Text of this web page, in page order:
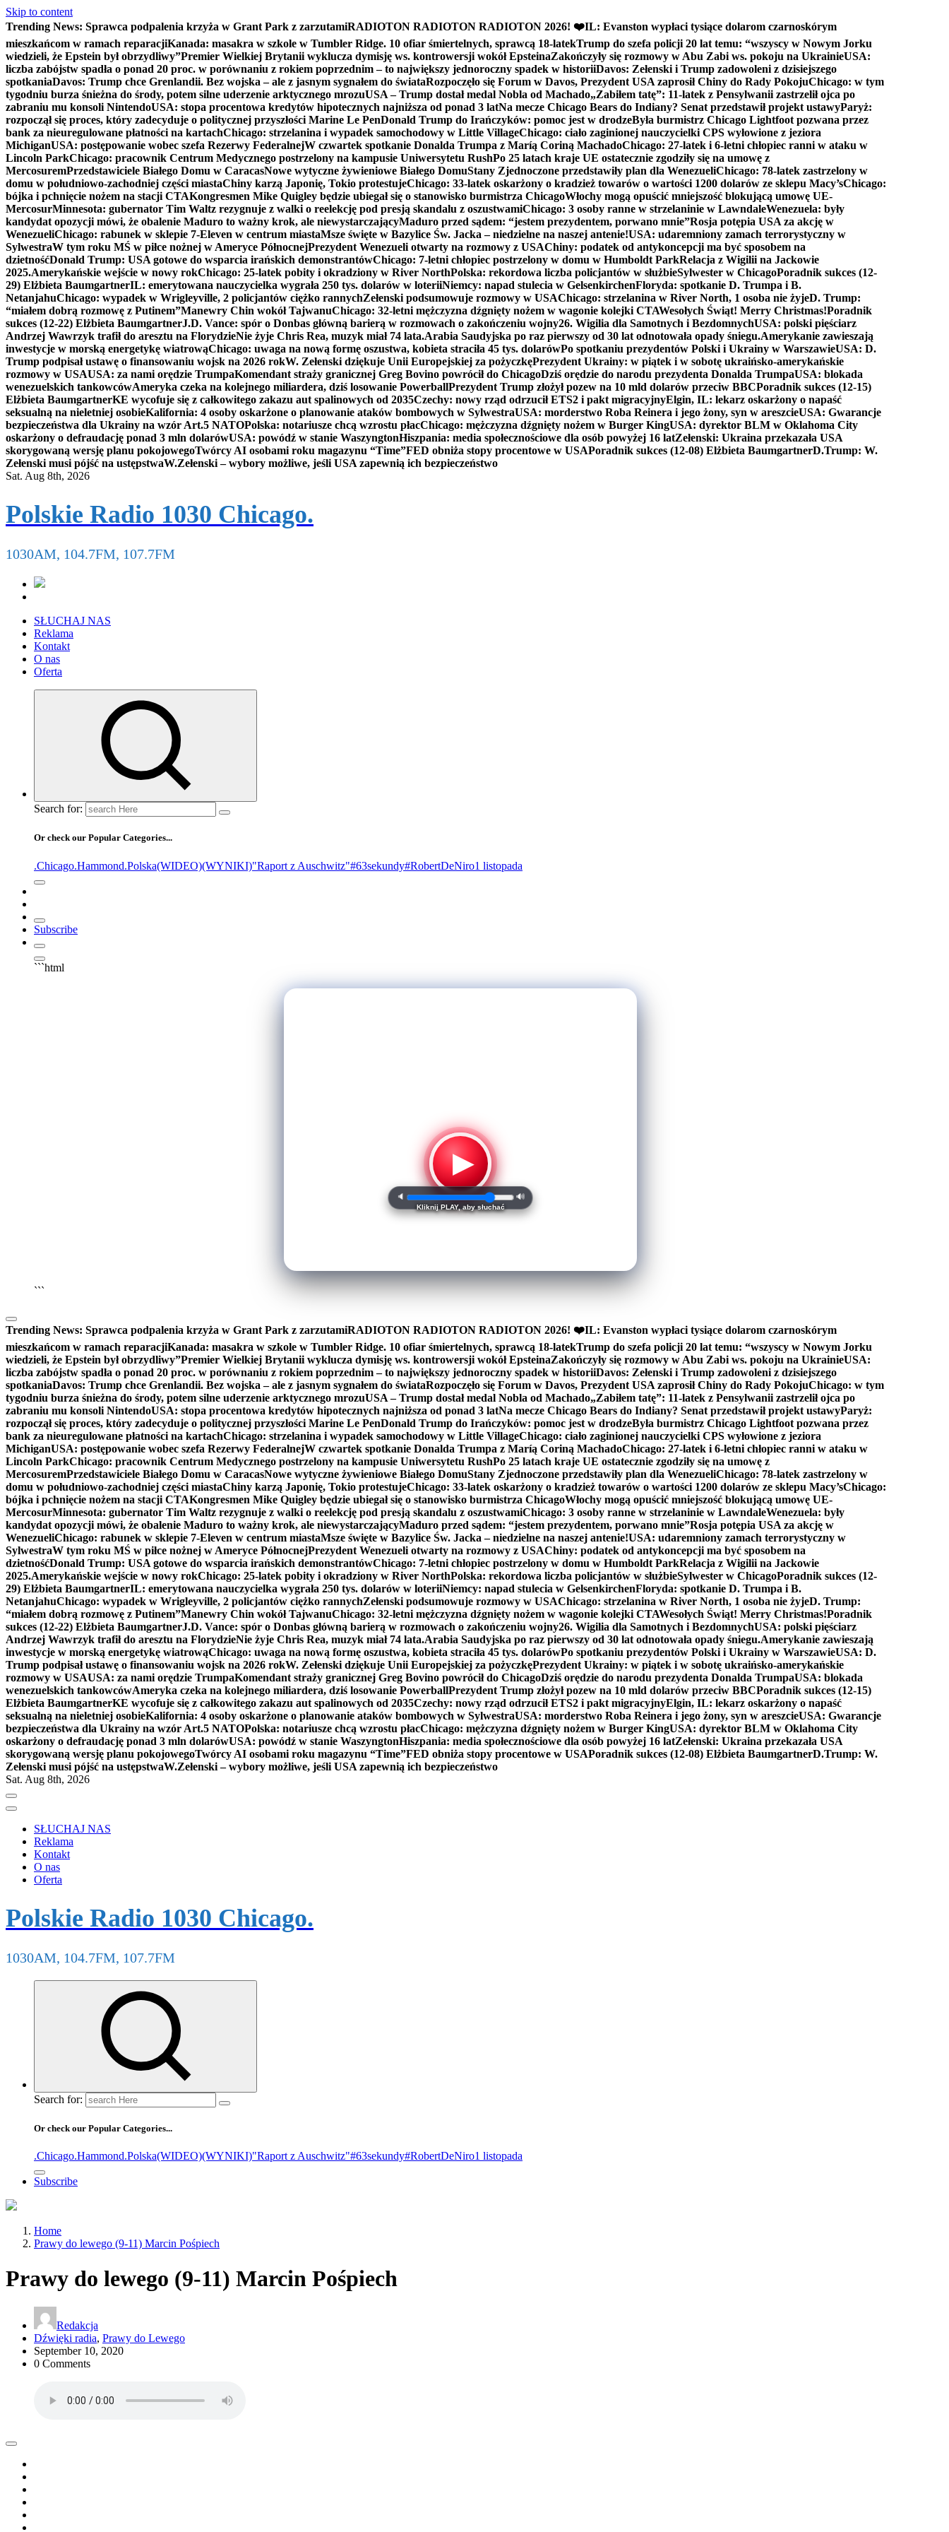
Skip to content
Trending News: Sprawca podpalenia krzyża w Grant Park z zarzutamiRADIOTON RADIOTON RADIOTON 2026! ❤️IL: Evanston wypłaci tysiące dolarom czarnoskórym
mieszkańcom w ramach reparacjiKanada: masakra w szkole w Tumbler Ridge. 10 ofiar śmiertelnych, sprawcą 18-latekTrump do szefa policji 20 lat temu: “wszyscy w Nowym Jorku
wiedzieli, że Epstein był obrzydliwy”Premier Wielkiej Brytanii wyklucza dymisję ws. kontrowersji wokół EpsteinaZakończyły się rozmowy w Abu Zabi ws. pokoju na UkrainieUSA:
liczba zabójstw spadła o ponad 20 proc. w porównaniu z rokiem poprzednim – to największy jednoroczny spadek w historiiDavos: Zełenski i Trump zadowoleni z dzisiejszego
spotkaniaDavos: Trump chce Grenlandii. Bez wojska – ale z jasnym sygnałem do świataRozpoczęło się Forum w Davos, Prezydent USA zaprosił Chiny do Rady PokojuChicago: w tym
tygodniu burza śnieżna do środy, potem silne uderzenie arktycznego mrozuUSA – Trump dostał medal Nobla od Machado„Zabiłem tatę”: 11-latek z Pensylwanii zastrzelił ojca po
zabraniu mu konsoli NintendoUSA: stopa procentowa kredytów hipotecznych najniższa od ponad 3 latNa mecze Chicago Bears do Indiany? Senat przedstawił projekt ustawyParyż:
rozpoczął się proces, który zadecyduje o politycznej przyszłości Marine Le PenDonald Trump do Irańczyków: pomoc jest w drodzeByła burmistrz Chicago Lightfoot pozwana przez
bank za nieuregulowane płatności na kartachChicago: strzelanina i wypadek samochodowy w Little VillageChicago: ciało zaginionej nauczycielki CPS wyłowione z jeziora
MichiganUSA: postępowanie wobec szefa Rezerwy FederalnejW czwartek spotkanie Donalda Trumpa z Maríą Coriną MachadoChicago: 27-latek i 6-letni chłopiec ranni w ataku w
Lincoln ParkChicago: pracownik Centrum Medycznego postrzelony na kampusie Uniwersytetu RushPo 25 latach kraje UE ostatecznie zgodziły się na umowę z
MercosuremPrzedstawiciele Białego Domu w CaracasNowe wytyczne żywieniowe Białego DomuStany Zjednoczone przedstawiły plan dla WenezueliChicago: 78-latek zastrzelony w
domu w południowo-zachodniej części miastaChiny karzą Japonię, Tokio protestujeChicago: 33-latek oskarżony o kradzież towarów o wartości 1200 dolarów ze sklepu Macy’sChicago:
bójka i pchnięcie nożem na stacji CTAKongresmen Mike Quigley będzie ubiegał się o stanowisko burmistrza ChicagoWłochy mogą opuścić mniejszość blokującą umowę UE-
MercosurMinnesota: gubernator Tim Waltz rezygnuje z walki o reelekcję pod presją skandalu z oszustwamiChicago: 3 osoby ranne w strzelaninie w LawndaleWenezuela: były
kandydat opozycji mówi, że obalenie Maduro to ważny krok, ale niewystarczającyMaduro przed sądem: “jestem prezydentem, porwano mnie”Rosja potępia USA za akcję w
WenezueliChicago: rabunek w sklepie 7-Eleven w centrum miastaMsze święte w Bazylice Św. Jacka – niedzielne na naszej antenie!USA: udaremniony zamach terrorystyczny w
SylwestraW tym roku MŚ w piłce nożnej w Ameryce PółnocnejPrezydent Wenezueli otwarty na rozmowy z USAChiny: podatek od antykoncepcji ma być sposobem na
dzietnośćDonald Trump: USA gotowe do wsparcia irańskich demonstrantówChicago: 7-letni chłopiec postrzelony w domu w Humboldt ParkRelacja z Wigilii na Jackowie
2025.Amerykańskie wejście w nowy rokChicago: 25-latek pobity i okradziony w River NorthPolska: rekordowa liczba policjantów w służbieSylwester w ChicagoPoradnik sukces (12-
29) Elżbieta BaumgartnerIL: emerytowana nauczycielka wygrała 250 tys. dolarów w loteriiNiemcy: napad stulecia w GelsenkirchenFloryda: spotkanie D. Trumpa i B.
NetanjahuChicago: wypadek w Wrigleyville, 2 policjantów ciężko rannychZełenski podsumowuje rozmowy w USAChicago: strzelanina w River North, 1 osoba nie żyjeD. Trump:
“miałem dobrą rozmowę z Putinem”Manewry Chin wokół TajwanuChicago: 32-letni mężczyzna dźgnięty nożem w wagonie kolejki CTAWesołych Świąt! Merry Christmas!Poradnik
sukces (12-22) Elżbieta BaumgartnerJ.D. Vance: spór o Donbas główną barierą w rozmowach o zakończeniu wojny26. Wigilia dla Samotnych i BezdomnychUSA: polski pięściarz
Andrzej Wawrzyk trafił do aresztu na FlorydzieNie żyje Chris Rea, muzyk miał 74 lata.Arabia Saudyjska po raz pierwszy od 30 lat odnotowała opady śniegu.Amerykanie zawieszają
inwestycje w morską energetykę wiatrowąChicago: uwaga na nową formę oszustwa, kobieta straciła 45 tys. dolarówPo spotkaniu prezydentów Polski i Ukrainy w WarszawieUSA: D.
Trump podpisał ustawę o finansowaniu wojsk na 2026 rokW. Zełenski dziękuje Unii Europejskiej za pożyczkęPrezydent Ukrainy: w piątek i w sobotę ukraińsko-amerykańskie
rozmowy w USAUSA: za nami orędzie TrumpaKomendant straży granicznej Greg Bovino powrócił do ChicagoDziś orędzie do narodu prezydenta Donalda TrumpaUSA: blokada
wenezuelskich tankowcówAmeryka czeka na kolejnego miliardera, dziś losowanie PowerballPrezydent Trump złożył pozew na 10 mld dolarów przeciw BBCPoradnik sukces (12-15)
Elżbieta BaumgartnerKE wycofuje się z całkowitego zakazu aut spalinowych od 2035Czechy: nowy rząd odrzucił ETS2 i pakt migracyjnyElgin, IL: lekarz oskarżony o napaść
seksualną na nieletniej osobieKalifornia: 4 osoby oskarżone o planowanie ataków bombowych w SylwestraUSA: morderstwo Roba Reinera i jego żony, syn w areszcieUSA: Gwarancje
bezpieczeństwa dla Ukrainy na wzór Art.5 NATOPolska: notariusze chcą wzrostu płacChicago: mężczyzna dźgnięty nożem w Burger KingUSA: dyrektor BLM w Oklahoma City
oskarżony o defraudację ponad 3 mln dolarówUSA: powódź w stanie WaszyngtonHiszpania: media społecznościowe dla osób powyżej 16 latZełenski: Ukraina przekazała USA
skorygowaną wersję planu pokojowegoTwórcy AI osobami roku magazynu “Time”FED obniża stopy procentowe w USAPoradnik sukces (12-08) Elżbieta BaumgartnerD.Trump: W.
Zełenski musi pójść na ustępstwaW.Zełenski – wybory możliwe, jeśli USA zapewnią ich bezpieczeństwo
Sat. Aug 8th, 2026
Polskie Radio 1030 Chicago.
1030AM, 104.7FM, 107.7FM
SŁUCHAJ NAS
Reklama
Kontakt
O nas
Oferta
Search for:
Or check our Popular Categories...
.Chicago.Hammond.Polska(WIDEO)(WYNIKI)"Raport z Auschwitz"#63sekundy#RobertDeNiro1 listopada
Subscribe
```html
▶
🔈 🔊
Kliknij PLAY, aby słuchać
```
Trending News: Sprawca podpalenia krzyża w Grant Park z zarzutamiRADIOTON RADIOTON RADIOTON 2026! ❤️IL: Evanston wypłaci tysiące dolarom czarnoskórym
mieszkańcom w ramach reparacjiKanada: masakra w szkole w Tumbler Ridge. 10 ofiar śmiertelnych, sprawcą 18-latekTrump do szefa policji 20 lat temu: “wszyscy w Nowym Jorku
wiedzieli, że Epstein był obrzydliwy”Premier Wielkiej Brytanii wyklucza dymisję ws. kontrowersji wokół EpsteinaZakończyły się rozmowy w Abu Zabi ws. pokoju na UkrainieUSA:
liczba zabójstw spadła o ponad 20 proc. w porównaniu z rokiem poprzednim – to największy jednoroczny spadek w historiiDavos: Zełenski i Trump zadowoleni z dzisiejszego
spotkaniaDavos: Trump chce Grenlandii. Bez wojska – ale z jasnym sygnałem do świataRozpoczęło się Forum w Davos, Prezydent USA zaprosił Chiny do Rady PokojuChicago: w tym
tygodniu burza śnieżna do środy, potem silne uderzenie arktycznego mrozuUSA – Trump dostał medal Nobla od Machado„Zabiłem tatę”: 11-latek z Pensylwanii zastrzelił ojca po
zabraniu mu konsoli NintendoUSA: stopa procentowa kredytów hipotecznych najniższa od ponad 3 latNa mecze Chicago Bears do Indiany? Senat przedstawił projekt ustawyParyż:
rozpoczął się proces, który zadecyduje o politycznej przyszłości Marine Le PenDonald Trump do Irańczyków: pomoc jest w drodzeByła burmistrz Chicago Lightfoot pozwana przez
bank za nieuregulowane płatności na kartachChicago: strzelanina i wypadek samochodowy w Little VillageChicago: ciało zaginionej nauczycielki CPS wyłowione z jeziora
MichiganUSA: postępowanie wobec szefa Rezerwy FederalnejW czwartek spotkanie Donalda Trumpa z Maríą Coriną MachadoChicago: 27-latek i 6-letni chłopiec ranni w ataku w
Lincoln ParkChicago: pracownik Centrum Medycznego postrzelony na kampusie Uniwersytetu RushPo 25 latach kraje UE ostatecznie zgodziły się na umowę z
MercosuremPrzedstawiciele Białego Domu w CaracasNowe wytyczne żywieniowe Białego DomuStany Zjednoczone przedstawiły plan dla WenezueliChicago: 78-latek zastrzelony w
domu w południowo-zachodniej części miastaChiny karzą Japonię, Tokio protestujeChicago: 33-latek oskarżony o kradzież towarów o wartości 1200 dolarów ze sklepu Macy’sChicago:
bójka i pchnięcie nożem na stacji CTAKongresmen Mike Quigley będzie ubiegał się o stanowisko burmistrza ChicagoWłochy mogą opuścić mniejszość blokującą umowę UE-
MercosurMinnesota: gubernator Tim Waltz rezygnuje z walki o reelekcję pod presją skandalu z oszustwamiChicago: 3 osoby ranne w strzelaninie w LawndaleWenezuela: były
kandydat opozycji mówi, że obalenie Maduro to ważny krok, ale niewystarczającyMaduro przed sądem: “jestem prezydentem, porwano mnie”Rosja potępia USA za akcję w
WenezueliChicago: rabunek w sklepie 7-Eleven w centrum miastaMsze święte w Bazylice Św. Jacka – niedzielne na naszej antenie!USA: udaremniony zamach terrorystyczny w
SylwestraW tym roku MŚ w piłce nożnej w Ameryce PółnocnejPrezydent Wenezueli otwarty na rozmowy z USAChiny: podatek od antykoncepcji ma być sposobem na
dzietnośćDonald Trump: USA gotowe do wsparcia irańskich demonstrantówChicago: 7-letni chłopiec postrzelony w domu w Humboldt ParkRelacja z Wigilii na Jackowie
2025.Amerykańskie wejście w nowy rokChicago: 25-latek pobity i okradziony w River NorthPolska: rekordowa liczba policjantów w służbieSylwester w ChicagoPoradnik sukces (12-
29) Elżbieta BaumgartnerIL: emerytowana nauczycielka wygrała 250 tys. dolarów w loteriiNiemcy: napad stulecia w GelsenkirchenFloryda: spotkanie D. Trumpa i B.
NetanjahuChicago: wypadek w Wrigleyville, 2 policjantów ciężko rannychZełenski podsumowuje rozmowy w USAChicago: strzelanina w River North, 1 osoba nie żyjeD. Trump:
“miałem dobrą rozmowę z Putinem”Manewry Chin wokół TajwanuChicago: 32-letni mężczyzna dźgnięty nożem w wagonie kolejki CTAWesołych Świąt! Merry Christmas!Poradnik
sukces (12-22) Elżbieta BaumgartnerJ.D. Vance: spór o Donbas główną barierą w rozmowach o zakończeniu wojny26. Wigilia dla Samotnych i BezdomnychUSA: polski pięściarz
Andrzej Wawrzyk trafił do aresztu na FlorydzieNie żyje Chris Rea, muzyk miał 74 lata.Arabia Saudyjska po raz pierwszy od 30 lat odnotowała opady śniegu.Amerykanie zawieszają
inwestycje w morską energetykę wiatrowąChicago: uwaga na nową formę oszustwa, kobieta straciła 45 tys. dolarówPo spotkaniu prezydentów Polski i Ukrainy w WarszawieUSA: D.
Trump podpisał ustawę o finansowaniu wojsk na 2026 rokW. Zełenski dziękuje Unii Europejskiej za pożyczkęPrezydent Ukrainy: w piątek i w sobotę ukraińsko-amerykańskie
rozmowy w USAUSA: za nami orędzie TrumpaKomendant straży granicznej Greg Bovino powrócił do ChicagoDziś orędzie do narodu prezydenta Donalda TrumpaUSA: blokada
wenezuelskich tankowcówAmeryka czeka na kolejnego miliardera, dziś losowanie PowerballPrezydent Trump złożył pozew na 10 mld dolarów przeciw BBCPoradnik sukces (12-15)
Elżbieta BaumgartnerKE wycofuje się z całkowitego zakazu aut spalinowych od 2035Czechy: nowy rząd odrzucił ETS2 i pakt migracyjnyElgin, IL: lekarz oskarżony o napaść
seksualną na nieletniej osobieKalifornia: 4 osoby oskarżone o planowanie ataków bombowych w SylwestraUSA: morderstwo Roba Reinera i jego żony, syn w areszcieUSA: Gwarancje
bezpieczeństwa dla Ukrainy na wzór Art.5 NATOPolska: notariusze chcą wzrostu płacChicago: mężczyzna dźgnięty nożem w Burger KingUSA: dyrektor BLM w Oklahoma City
oskarżony o defraudację ponad 3 mln dolarówUSA: powódź w stanie WaszyngtonHiszpania: media społecznościowe dla osób powyżej 16 latZełenski: Ukraina przekazała USA
skorygowaną wersję planu pokojowegoTwórcy AI osobami roku magazynu “Time”FED obniża stopy procentowe w USAPoradnik sukces (12-08) Elżbieta BaumgartnerD.Trump: W.
Zełenski musi pójść na ustępstwaW.Zełenski – wybory możliwe, jeśli USA zapewnią ich bezpieczeństwo
Sat. Aug 8th, 2026
SŁUCHAJ NAS
Reklama
Kontakt
O nas
Oferta
Polskie Radio 1030 Chicago.
1030AM, 104.7FM, 107.7FM
Search for:
Or check our Popular Categories...
.Chicago.Hammond.Polska(WIDEO)(WYNIKI)"Raport z Auschwitz"#63sekundy#RobertDeNiro1 listopada
Subscribe
Home
Prawy do lewego (9-11) Marcin Pośpiech
Prawy do lewego (9-11) Marcin Pośpiech
Redakcja
Dźwięki radia, Prawy do Lewego
September 10, 2020
0 Comments